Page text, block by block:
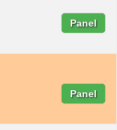
Panel
Panel